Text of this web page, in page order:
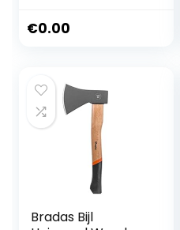
€0.00
Bradas Bijl